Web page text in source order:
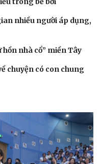
nhiều người áp dụng,
hồn nhà cổ” miền Tây
chuyện có con chung